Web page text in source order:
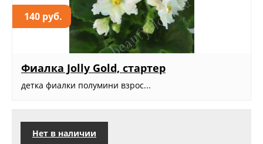
140 руб.
Фиалка Jolly Gold, стартер
детка фиалки полумини взрос...
Нет в наличии